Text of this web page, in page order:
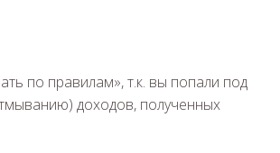
по правилам», т.к. вы попали под
доходов, полученных